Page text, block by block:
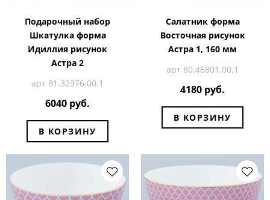
Подарочный набор
Шкатулка форма
Идиллия рисунок
Астра 2
арт 81.32376.00.1
6040 руб.
В КОРЗИНУ
Салатник форма
Восточная рисунок
Астра 1, 160 мм
арт 80.46801.00.1
4180 руб.
В КОРЗИНУ